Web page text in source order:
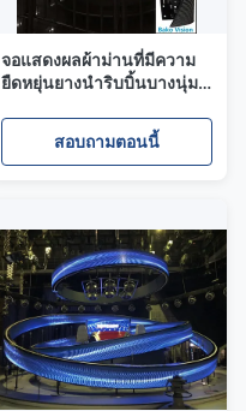
จอแสดงผลผ้าม่านที่มีความ
ยืดหยุ่นยางนำริบบิ้นบางนุ่ม
ใดก็ได้
สอบถามตอนนี้